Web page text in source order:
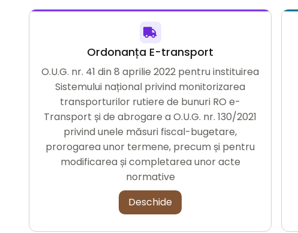
Ordonanța E-transport
O.U.G. nr. 41 din 8 aprilie 2022 pentru instituirea
Sistemului național privind monitorizarea
transporturilor rutiere de bunuri RO e-
Transport și de abrogare a O.U.G. nr. 130/2021
privind unele măsuri fiscal-bugetare,
prorogarea unor termene, precum și pentru
modificarea și completarea unor acte
normative
Deschide